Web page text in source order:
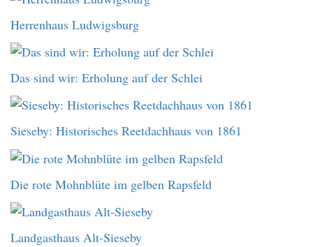
Herrenhaus Ludwigsburg
Das sind wir: Erholung auf der Schlei
Sieseby: Historisches Reetdachhaus von 1861
Die rote Mohnblüte im gelben Rapsfeld
Landgasthaus Alt-Sieseby